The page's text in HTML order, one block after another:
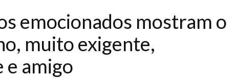
emocionados mostram o
muito exigente,
amigo